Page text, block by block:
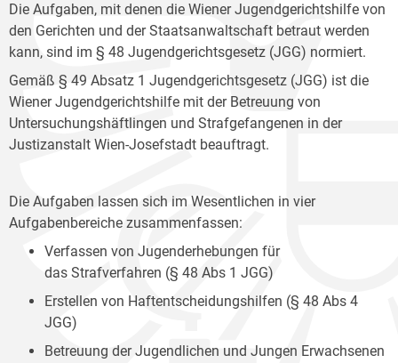
Die Aufgaben, mit denen die Wiener Jugendgerichtshilfe von
den Gerichten und der Staatsanwaltschaft betraut werden
kann, sind im § 48 Jugendgerichtsgesetz (JGG) normiert.
Gemäß § 49 Absatz 1 Jugendgerichtsgesetz (JGG) ist die
Wiener Jugendgerichtshilfe mit der Betreuung von
Untersuchungshäftlingen und Strafgefangenen in der
Justizanstalt Wien-Josefstadt beauftragt.
Die Aufgaben lassen sich im Wesentlichen in vier
Aufgabenbereiche zusammenfassen:
Verfassen von Jugenderhebungen für
das Strafverfahren (§ 48 Abs 1 JGG)
Erstellen von Haftentscheidungshilfen (§ 48 Abs 4
JGG)
Betreuung der Jugendlichen und Jungen Erwachsenen